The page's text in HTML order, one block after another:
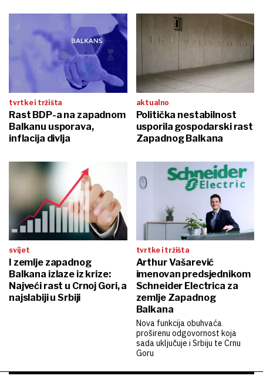
tvrtke i tržišta
Rast BDP-a na zapadnom
Balkanu usporava,
inflacija divlja
aktualno
Politička nestabilnost
usporila gospodarski rast
Zapadnog Balkana
svijet
I zemlje zapadnog
Balkana izlaze iz krize:
Najveći rast u Crnoj Gori, a
najslabiji u Srbiji
tvrtke i tržišta
Arthur Vašarević
imenovan predsjednikom
Schneider Electrica za
zemlje Zapadnog
Balkana
Nova funkcija obuhvaća
proširenu odgovornost koja
sada uključuje i Srbiju te Crnu
Goru